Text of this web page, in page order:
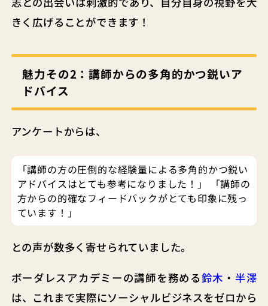
きく広げることができます！
魅力その2：講師からの多角的かつ鋭いア
ドバイス
アンケートからは、
「講師の方の圧倒的な経験量による多角的かつ鋭い
アドバイスはとても参考になりました！」 「講師の
方からの的確なフィードバックがとても印象に残っ
ています！」
との声が数多く寄せられていました。
ボーダレスアカデミーの講師を務める鈴木 ・ 半澤
は、これまで実際にソーシャルビジネスをゼロから